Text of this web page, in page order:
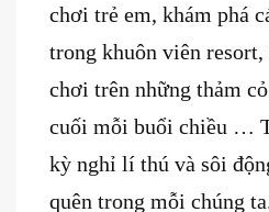
chơi trẻ em, khám phá
trong khuôn viên
chơi trên những thảm
cuối mỗi buổi chiều …
kỳ nghỉ lí thú và sôi
quên trong mỗi chúng